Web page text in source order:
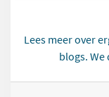
Lees meer over
blogs.